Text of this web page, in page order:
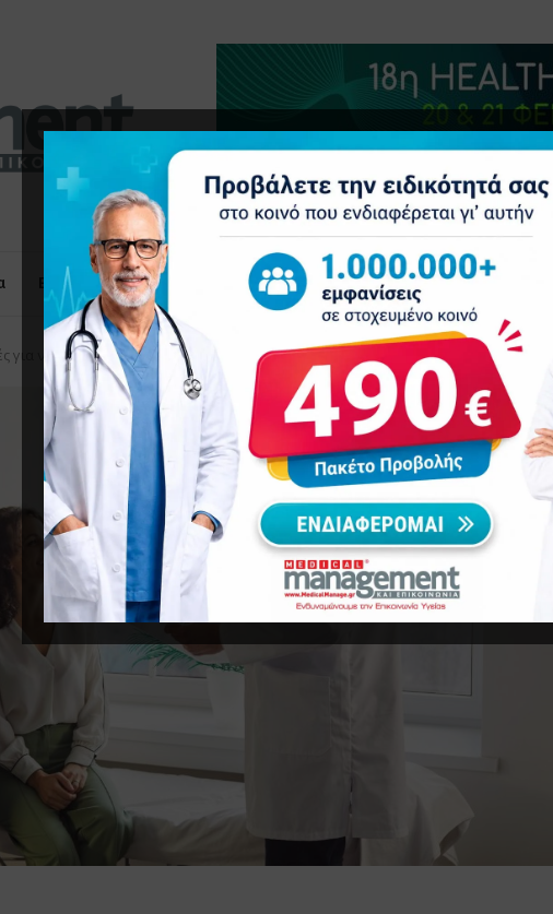
Επικαιρότητα Δελτία Τύπου Προβολή Ιατρού
για να προσελκύσεις νέους ασθενείς